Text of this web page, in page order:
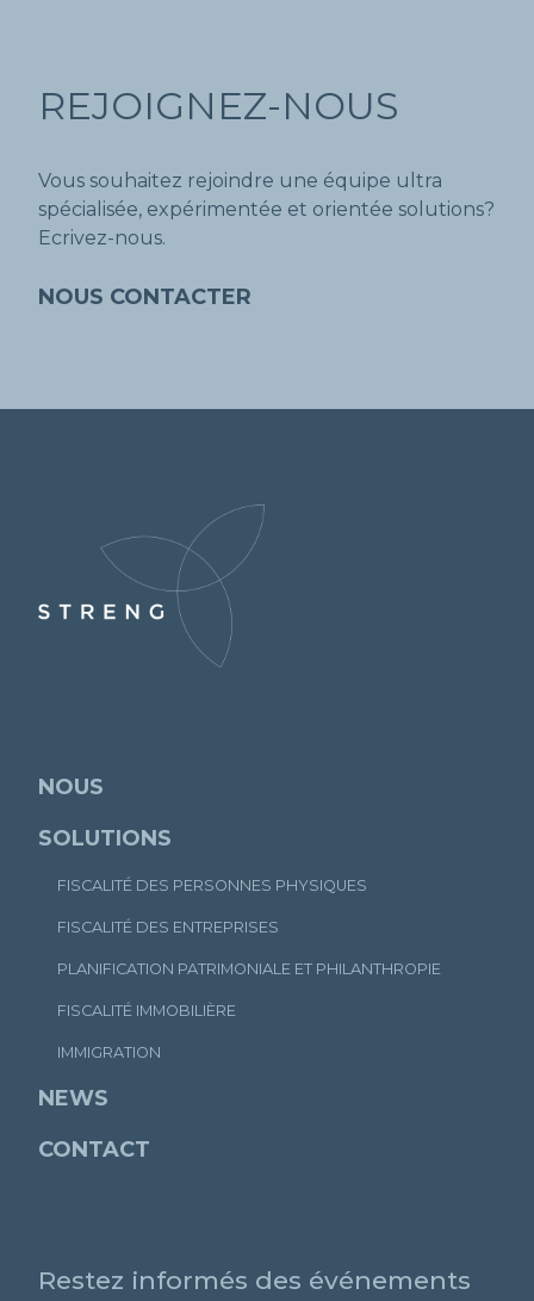
REJOIGNEZ-NOUS
Vous souhaitez rejoindre une équipe ultra
spécialisée, expérimentée et orientée solutions?
Ecrivez-nous.
NOUS CONTACTER
NOUS
SOLUTIONS
FISCALITÉ DES PERSONNES PHYSIQUES
FISCALITÉ DES ENTREPRISES
PLANIFICATION PATRIMONIALE ET PHILANTHROPIE
FISCALITÉ IMMOBILIÈRE
IMMIGRATION
NEWS
CONTACT
Restez informés des événements